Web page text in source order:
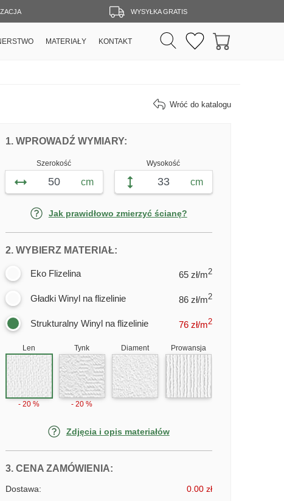
WYSYŁKA GRATIS
MATERIAŁY KONTAKT
Wróć do katalogu
DOPASUJ FOTOTAPETĘ WIELKI MOST
1. WPROWADŹ WYMIARY:FOTOTAPETY WIELKI MOST W
Szerokość
cm
Wysokość
cm
Jak prawidłowo zmierzyć ścianę?
2. WYBIERZ MATERIAŁ:DLA FOTOTAPETY WIELKI MOST
Eko Flizelina 65 zł/m2
Gładki Winyl na flizelinie 86 zł/m2
Strukturalny Winyl na flizelinie 76zł/m2
Len
- 20 %
Tynk
- 20 %
Diament Prowansja
Zdjęcia i opis materiałów
3. CENA ZAMÓWIENIA:FOTOTAPETY WIELKI MOST W
Dostawa: 0.00 zł